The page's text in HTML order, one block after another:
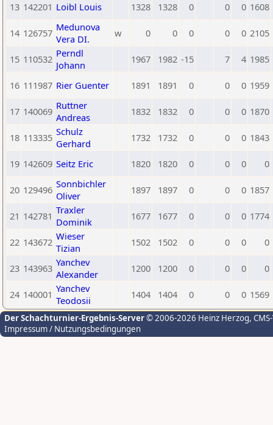
13 142201 Loibl Louis 1328 1328 0 0 0 1608
14 126757 Medunova
Vera DI.
w 0 0 0 0 0 2105
15 110532 Perndl
Johann
1967 1982 -15 7 4 1985
16 111987 Rier Guenter 1891 1891 0 0 0 1959
17 140069 Ruttner
Andreas
1832 1832 0 0 0 1870
18 113335 Schulz
Gerhard
1732 1732 0 0 0 1843
19 142609 Seitz Eric 1820 1820 0 0 0 0
20 129496 Sonnbichler
Oliver
1897 1897 0 0 0 1857
21 142781 Traxler
Dominik
1677 1677 0 0 0 1774
22 143672 Wieser
Tizian
1502 1502 0 0 0 0
23 143963 Yanchev
Alexander
1200 1200 0 0 0 0
24 140001 Yanchev
Teodosii
1404 1404 0 0 0 1569
Der Schachturnier-Ergebnis-Server© 2006-2026 Heinz Herzog,
Impressum / Nutzungsbedingungen